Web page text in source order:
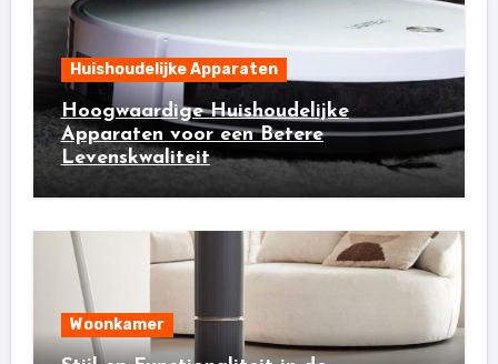
Huishoudelijke Apparaten
Hoogwaardige Huishoudelijke
Apparaten voor een Betere
Levenskwaliteit
Woonkamer